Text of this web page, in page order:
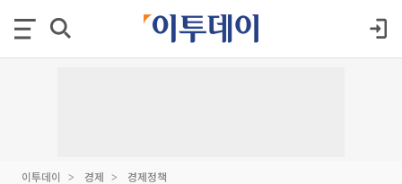
이투데이 경제 경제정책